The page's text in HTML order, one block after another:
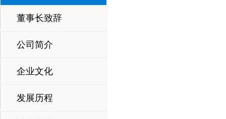
董事长致辞
公司简介
企业文化
发展历程